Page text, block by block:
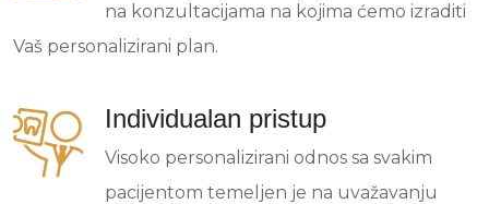
na konzultacijama na kojima ćemo izraditi
Vaš personalizirani plan.
Individualan pristup
Visoko personalizirani odnos sa svakim
pacijentom temeljen je na uvažavanju